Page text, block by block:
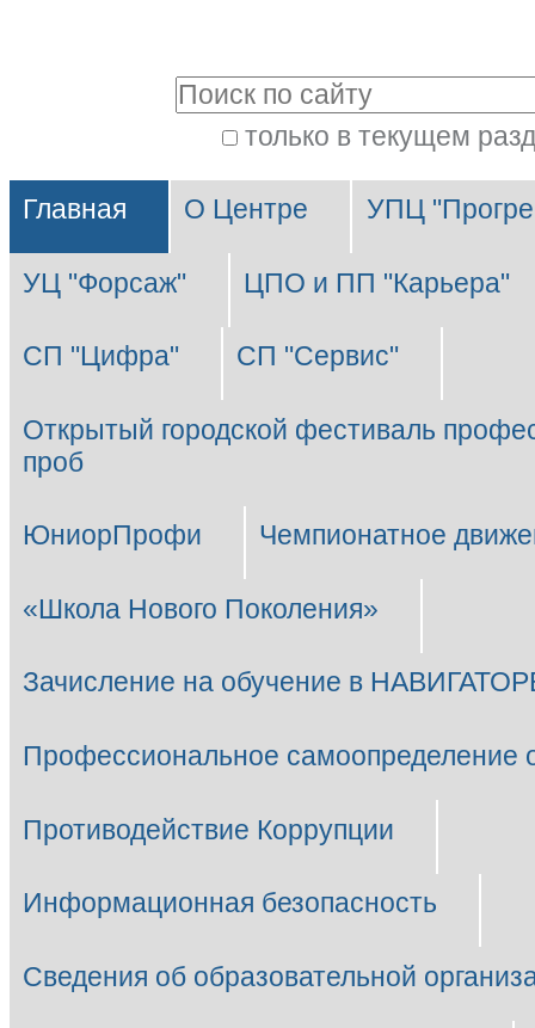
содержимому.
Перейти
навигации
только в текущем
поиск
Разделы
Главная О Центре УПЦ
УЦ "Форсаж" ЦПО и ПП "Карьера"
СП "Цифра" СП "Сервис"
Открытый городской фестиваль
проб
ЮниорПрофи Чемпионатное
«Школа Нового Поколения»
Зачисление на обучение в
Профессиональное самоопределение
Противодействие Коррупции
Информационная безопасность
Сведения об образовательной